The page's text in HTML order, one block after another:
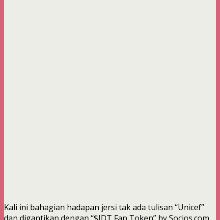
Kali ini bahagian hadapan jersi tak ada tulisan “Unicef”